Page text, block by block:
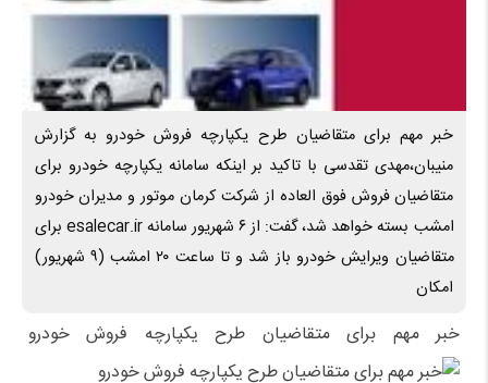
خبر مهم برای متقاضیان طرح یکپارچه فروش خودرو به گزارش
منیبان،مهدی تقدسی با تاکید بر اینکه سامانه یکپارچه خودرو برای
متقاضیان فروش فوق العاده از شرکت کرمان موتور و مدیران خودرو
امشب بسته خواهد شد، گفت: از ۶ شهریور سامانه esalecar.ir برای
متقاضیان ویرایش خودرو باز شد و تا ساعت ۲۰ امشب (۹ شهریور)
امکان
خبر مهم برای متقاضیان طرح یکپارچه فروش خودرو